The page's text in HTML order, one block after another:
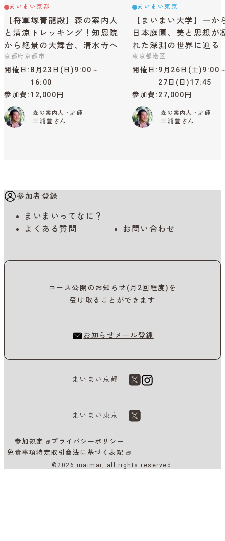
まいまい京都
【将軍塚青龍殿】森の案内人
と清涼トレッキング！知恩院
から絶景の大舞台、清水寺へ
京都府京都市
開催日
8月23日(日)9:00～
16:00
参加費 12,000円
森の案内人・庭師
三浦豊さん
まいまい東京
【まいまい大学】一か
日本庭園、美と思想が
れた深淵の世界に迫る
東京都港区
開催日
9月26日(土)9:00
27日(日)17:45
参加費 27,000円
森の案内人・庭師
三浦豊さん
参加者登録
まいまいってなに？
よくある質問
お問い合わせ
コース公開のお知らせ(月2回程度)を
受け取ることができます
お知らせメール登録
まいまい京都
まいまい東京
参加規定
プライバシーポリシー
免責事項特定取引商法に基づく表記
©2026 maimai, all rights reserved.